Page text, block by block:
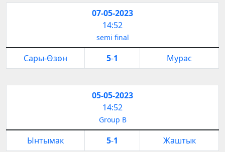
07-05-2023
14:52
semi final
Сары-Өзөн 5-1 Мурас
05-05-2023
14:52
Group B
Ынтымак 5-1 Жаштык